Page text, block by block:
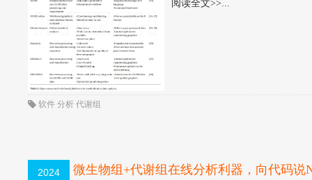
阅读全文>>...
软件分析代谢组
2024
微生物组+代谢组在线分析利器，向代码说